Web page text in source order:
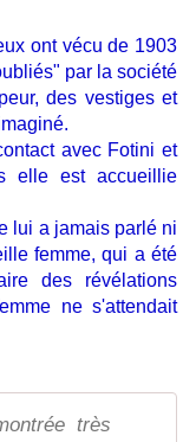
ont vécu de 1903
par la société
des vestiges et
avec Fotini et
elle est accueillie
lui a jamais parlé ni
femme, qui a été
des révélations
ne s'attendait
très